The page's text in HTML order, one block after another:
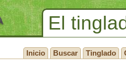
El
Inicio Buscar Tinglado